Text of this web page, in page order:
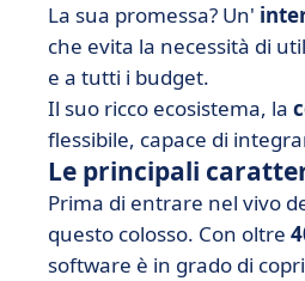
La sua promessa? Un'
che evita la necessità di
e a tutti i budget.
Il suo ricco ecosistema, la
flessibile, capace di
Le principali
Prima di entrare nel vivo
questo colosso. Con oltre
software è in grado di